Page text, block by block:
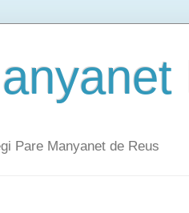
Pare Manyanet de Reus